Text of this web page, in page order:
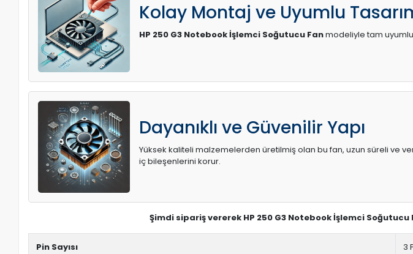
Kolay Montaj ve Uyumlu
HP 250 G3 Notebook İşlemci Soğutucu Fanmodeliyle tam
Dayanıklı ve Güvenilir Yapı
Yüksek kaliteli malzemelerden üretilmiş olan bu fan, uzun süreli ve
iç bileşenlerini korur.
Şimdi sipariş vererek HP 250 G3 Notebook İşlemci
Pin Sayısı 3